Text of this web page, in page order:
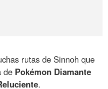
rutas de Sinnoh que
de Pokémon Diamante
.